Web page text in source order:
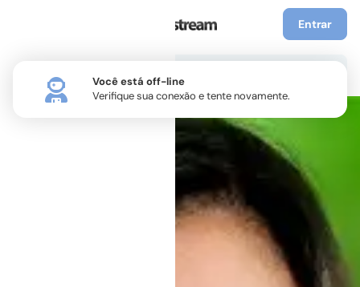
Entrar
Você está off-line
Verifique sua conexão e tente novamente.